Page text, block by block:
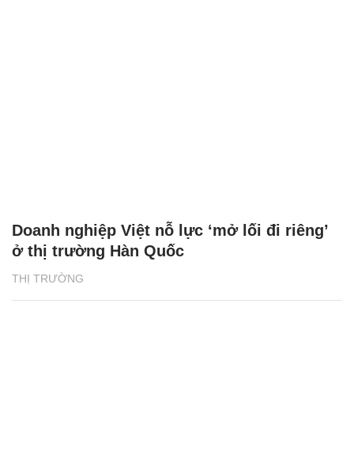
THỊ TRƯỜNG
Doanh nghiệp Việt nỗ lực ‘mở lối đi riêng’
ở thị trường Hàn Quốc